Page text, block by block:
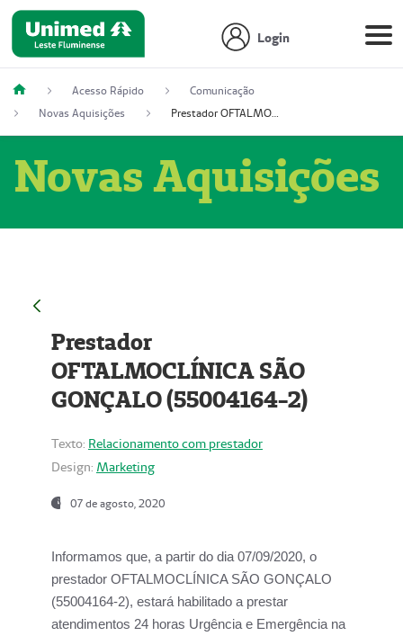
Login
Acesso Rápido
Comunicação
Novas Aquisições
Prestador OFTALMOCLÍNICA SÃO GONÇALO (55004164-2)
Novas Aquisições
Prestador
OFTALMOCLÍNICA SÃO
GONÇALO (55004164-2)
Texto: Relacionamento com prestador
Design: Marketing
07 de agosto, 2020
Informamos que, a partir do dia07/09/2020, o
prestador OFTALMOCLÍNICA SÃO GONÇALO
(55004164-2), estará habilitado a prestar
atendimentos 24 horas Urgência e Emergência na